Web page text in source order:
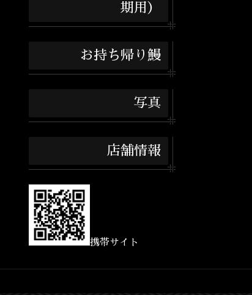
期用）
お持ち帰り鰻
写真
店舗情報
携帯サイト